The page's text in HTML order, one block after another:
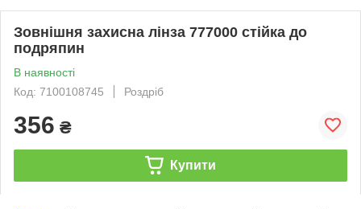
Зовнішня захисна лінза 777000 стійка до
подряпин
В наявності
Код: 7100108745
Роздріб
356 ₴
Купити